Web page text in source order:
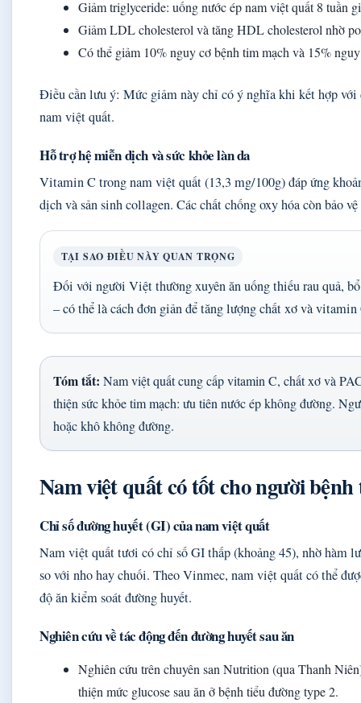
Giảm triglyceride: uống nước ép nam việt quất 8 tuần
Giảm LDL cholesterol và tăng HDL cholesterol nhờ
Có thể giảm 10% nguy cơ bệnh tim mạch và 15%
Điều cần lưu ý: Mức giảm này chỉ có ý nghĩa khi kết hợp với
nam việt quất.
Hỗ trợ hệ miễn dịch và sức khỏe làn da
Vitamin C trong nam việt quất (13,3 mg/100g) đáp ứng
dịch và sản sinh collagen. Các chất chống oxy hóa còn bảo
TẠI SAO ĐIỀU NÀY QUAN TRỌNG
Đối với người Việt thường xuyên ăn uống thiếu rau quả,
– có thể là cách đơn giản để tăng lượng chất xơ và
Tóm tắt: Nam việt quất cung cấp vitamin C, chất xơ và
thiện sức khỏe tim mạch: ưu tiên nước ép không đường.
hoặc khô không đường.
Nam việt quất có tốt cho người
Chỉ số đường huyết (GI) của nam việt quất
Nam việt quất tươi có chỉ số GI thấp (khoảng 45), nhờ hàm
so với nho hay chuối. Theo Vinmec, nam việt quất có thể
độ ăn kiểm soát đường huyết.
Nghiên cứu về tác động đến đường huyết sau ăn
Nghiên cứu trên chuyên san Nutrition (qua Thanh
thiện mức glucose sau ăn ở bệnh tiểu đường type 2.